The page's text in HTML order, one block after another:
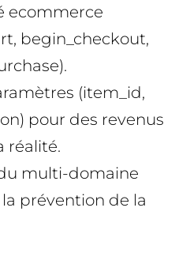
ecommerce
begin_checkout,
(item_id,
pour des revenus
réalité.
multi-domaine
prévention de la